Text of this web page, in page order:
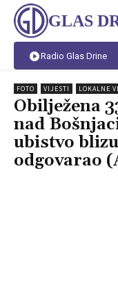
GLAS
Radio Glas Drine
FOTO VIJESTI LOKALNE
Obilježena
nad
ubistvo
odgovarao